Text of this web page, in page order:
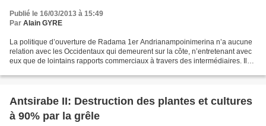
Publié le 16/03/2013 à 15:49
Par Alain GYRE
La politique d’ouverture de Radama 1er Andrianampoinimerina n’a aucune
relation avec les Occidentaux qui demeurent sur la côte, n’entretenant avec
eux que de lointains rapports commerciaux à travers des intermédiaires. Il
Antsirabe II: Destruction des plantes et cultures
à 90% par la grêle